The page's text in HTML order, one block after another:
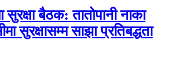
सुरक्षा बैठक: तातोपानी नाका
सुरक्षासम्म साझा प्रतिबद्धता